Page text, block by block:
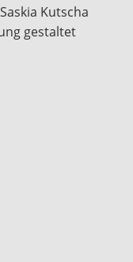
Kutscha
gestaltet